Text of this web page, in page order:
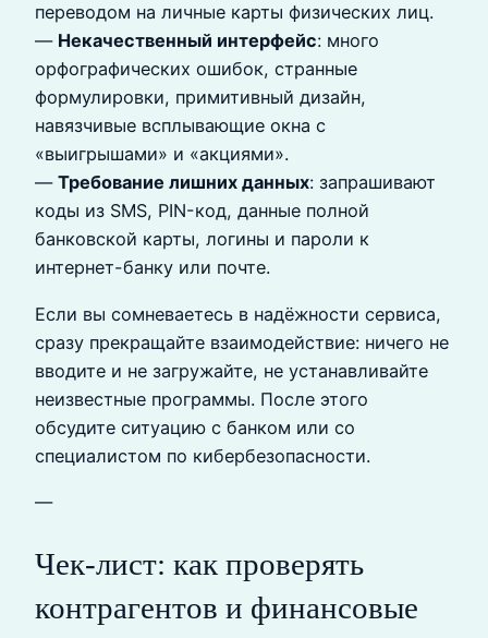
переводом на личные карты физических лиц.
— Некачественный интерфейс: много
орфографических ошибок, странные
формулировки, примитивный дизайн,
навязчивые всплывающие окна с
«выигрышами» и «акциями».
— Требование лишних данных: запрашивают
коды из SMS, PIN-код, данные полной
банковской карты, логины и пароли к
интернет-банку или почте.
Если вы сомневаетесь в надёжности сервиса,
сразу прекращайте взаимодействие: ничего не
вводите и не загружайте, не устанавливайте
неизвестные программы. После этого
обсудите ситуацию с банком или со
специалистом по кибербезопасности.
—
Чек‑лист: как проверять
контрагентов и финансовые